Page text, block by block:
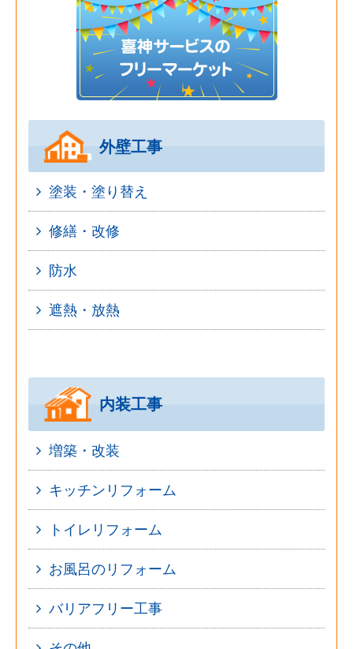
外壁工事
塗装・塗り替え
修繕・改修
防水
遮熱・放熱
内装工事
増築・改装
キッチンリフォーム
トイレリフォーム
お風呂のリフォーム
バリアフリー工事